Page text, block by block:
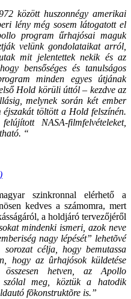
között huszonnégy amerikai
lény még sosem látogatott el
program űrhajósai maguk
velünk gondolataikat arról,
mit jelentettek nekik és az
bensőséges és tanulságos
minden egyes útjának
Hold körüli úttól – kezdve az
melynek során két ember
töltött a Hold felszínén.
NASA-filmfelvételeket,
“
szinkronnal elérhető a
kedves a számomra, mert
a holdjáró tervezőjéről
mindenki ismeri, azok neve
nagy lépését” lehetõvé
sorozat célja, hogy bemutassa
hogy az ûrhajósok küldetése
összesen hetven, az Apollo
szólal meg, köztük a hatodik
fõkonstruktõre is.”